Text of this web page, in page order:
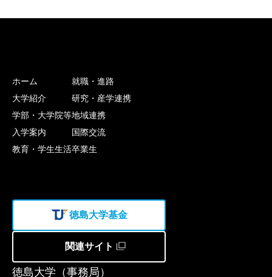
徳島大学（事務局）
ホーム
大学紹介
学部・大学院等
入学案内
教育・学生生活
就職・進路
研究・産学連携
地域連携
国際交流
卒業生
徳島大学基金
関連サイト